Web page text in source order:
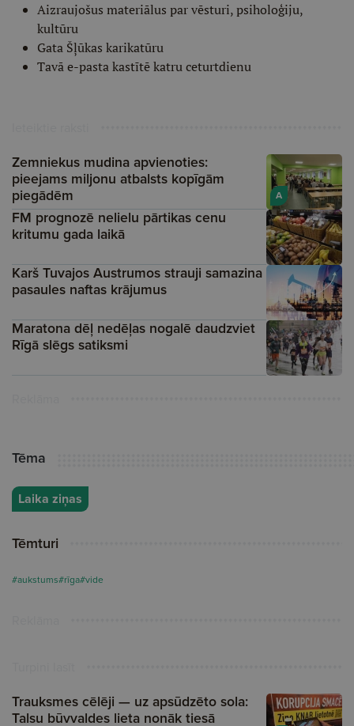
Aizraujošus materiālus par vēsturi, psiholoģiju,
kultūru
Gata Šļūkas karikatūru
Tavā e-pasta kastītē katru ceturtdienu
A
Zemniekus mudina apvienoties:
pieejams miljonu atbalsts kopīgām
piegādēm
FM prognozē nelielu pārtikas cenu
kritumu gada laikā
Karš Tuvajos Austrumos strauji samazina
pasaules naftas krājumus
Maratona dēļ nedēļas nogalē daudzviet
Rīgā slēgs satiksmi
Tēma
Laika ziņas
Tēmturi
#aukstums#rīga#vide
Trauksmes cēlēji — uz apsūdzēto sola:
Talsu būvvaldes lieta nonāk tiesā